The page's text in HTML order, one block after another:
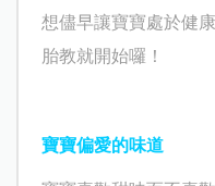
想儘早讓寶寶處於健
胎教就開始囉！
寶寶偏愛的味道